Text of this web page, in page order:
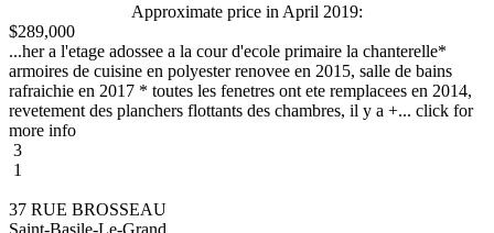
Approximate price in April 2019:
$289,000
...her a l'etage adossee a la cour d'ecole primaire la chanterelle*
armoires de cuisine en polyester renovee en 2015, salle de bains
rafraichie en 2017 * toutes les fenetres ont ete remplacees en 2014,
revetement des planchers flottants des chambres, il y a +... click for
more info
3
1
37 RUE BROSSEAU
Saint-Basile-Le-Grand